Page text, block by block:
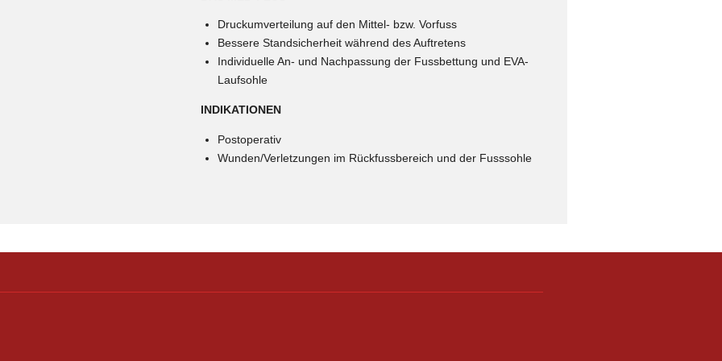
Druckumverteilung auf den Mittel- bzw. Vorfuss
Bessere Standsicherheit während des Auftretens
Individuelle An- und Nachpassung der Fussbettung und EVA-
Laufsohle
INDIKATIONEN
Postoperativ
Wunden/Verletzungen im Rückfussbereich und der Fusssohle